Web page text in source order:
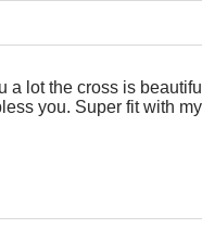
a lot the cross is
you. Super fit with